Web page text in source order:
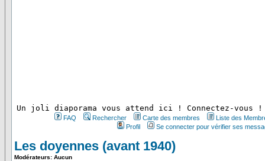
Un joli diaporama vous attend ici ! Connectez-vous !
FAQ Rechercher Carte des membres
Liste des
Profil
Se connecter pour vérifier ses
Les doyennes (avant 1940)
Modérateurs: Aucun